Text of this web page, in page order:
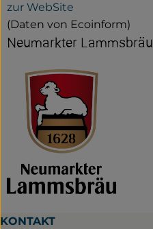
zur WebSite
(Daten von Ecoinform)
Neumarkter Lammsbräu
KONTAKT